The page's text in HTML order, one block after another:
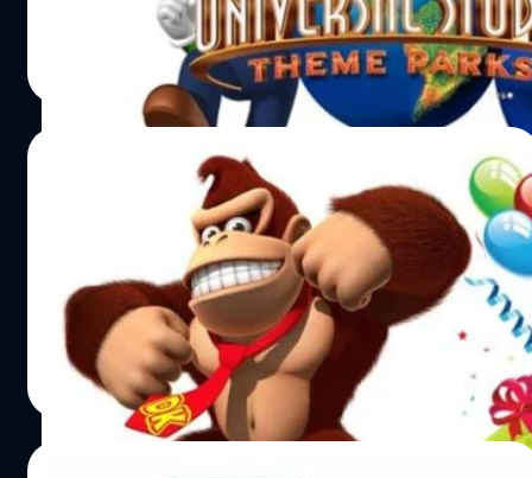
วงศกร ปฐมชัยวัฒน์| 3681 days ago
เกมลิงยักษ์ Donkey Kong อายุครบ 35 ปีแล้ว
อายุ 35 ปีแล้วสำหรับ Donkey Kong ลิงยักษ์จากค่ายนินเทน
โด มาดูกันว่ามีกี่เกมที่ออกวางขาย
วงศกร ปฐมชัยวัฒน์| 3684 days ago
Read More